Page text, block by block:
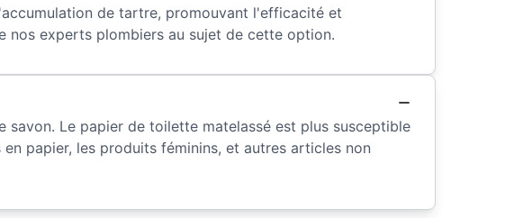
de tartre, promouvant l'efficacité et
nos experts plombiers au sujet de cette option.
Le papier de toilette matelassé est plus susceptible
papier, les produits féminins, et autres articles non